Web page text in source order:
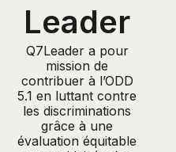
Leader
Q7Leader a pour
mission de
contribuer à l’ODD
5.1 en luttant contre
les discriminations
grâce à une
évaluation équitable